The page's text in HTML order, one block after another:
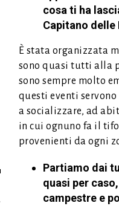
cosa ti ha
Capitano
È stata organizzata
sono quasi tutti alla
sono sempre molto
questi eventi
a socializzare, ad
in cui ognuno fa il
provenienti da ogni
Partiamo dai
quasi per
campestre e